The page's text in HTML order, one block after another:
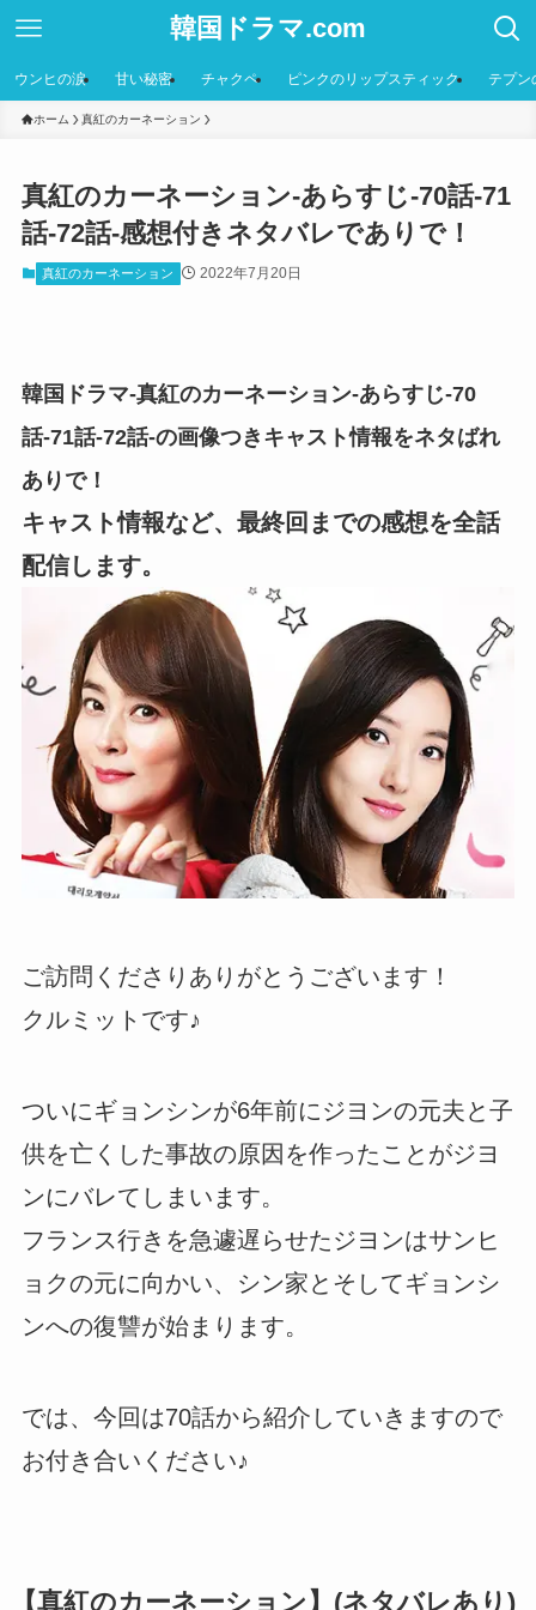
韓国ドラマ.com
ウンヒの涙 甘い秘密 チャクペ ピンクのリップスティック テプン
ホーム 真紅のカーネーション
真紅のカーネーション-あらすじ-70話-71
話-72話-感想付きネタバレでありで！
真紅のカーネーション 2022年7月20日
韓国ドラマ-真紅のカーネーション-あらすじ-70
話-71話-72話-の画像つきキャスト情報をネタばれ
ありで！
キャスト情報など、最終回までの感想を全話
配信します。
ご訪問くださりありがとうございます！
クルミットです♪
ついにギョンシンが6年前にジヨンの元夫と子
供を亡くした事故の原因を作ったことがジヨ
ンにバレてしまいます。
フランス行きを急遽遅らせたジヨンはサンヒ
ョクの元に向かい、シン家とそしてギョンシ
ンへの復讐が始まります。
では、今回は70話から紹介していきますので
お付き合いください♪
【真紅のカーネーション】(ネタバレあり)